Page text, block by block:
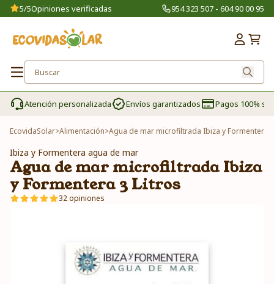
5/5Opiniones verificadas 954 323 507 - 604 90 00 95
Atención personalizada Envíos garantizados Pagos 100%
EcovidaSolar>Alimentación>Agua de mar microfiltrada Ibiza y Formentera
Ibiza y Formentera agua de mar
Agua de mar microfiltrada Ibiza
y Formentera 3 Litros
32 opiniones